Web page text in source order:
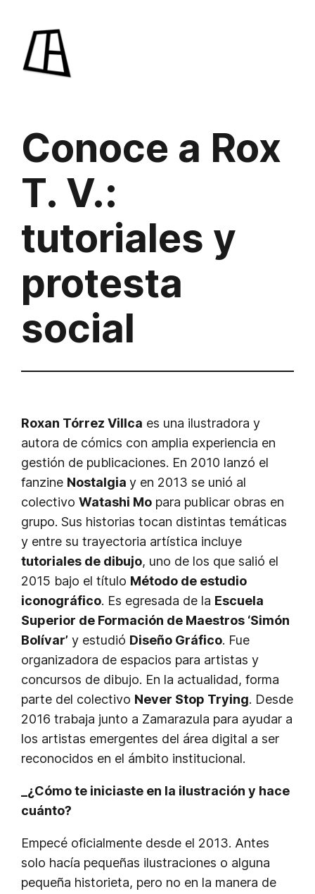
contenido
Conoce a Rox
T. V.:
tutoriales y
protesta
social
Roxan Tórrez Villca es una ilustradora y
autora de cómics con amplia experiencia en
gestión de publicaciones. En 2010 lanzó el
fanzine Nostalgia y en 2013 se unió al
colectivoWatashi Mo para publicar obras en
grupo. Sus historias tocan distintas temáticas
y entre su trayectoria artística incluye
tutoriales de dibujo, uno de los que salió el
2015 bajo el título Método de estudio
iconográfico. Es egresada de la Escuela
Superior de Formación de Maestros ‘Simón
Bolívar’ y estudió Diseño Gráfico. Fue
organizadora de espacios para artistas y
concursos de dibujo. En la actualidad, forma
parte del colectivo Never Stop Trying. Desde
2016 trabaja junto a Zamarazula para ayudar a
los artistas emergentes del área digital a ser
reconocidos en el ámbito institucional.
_¿Cómo te iniciaste en la ilustración y hace
cuánto?
Empecé oficialmente desde el 2013. Antes
solo hacía pequeñas ilustraciones o alguna
pequeña historieta, pero no en la manera de